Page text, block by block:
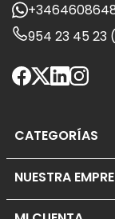
954 23 45 23
CATEGORÍAS
NUESTRA